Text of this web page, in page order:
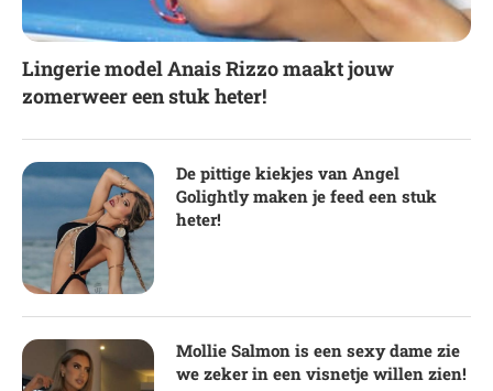
Lingerie model Anais Rizzo maakt jouw
zomerweer een stuk heter!
De pittige kiekjes van Angel
Golightly maken je feed een stuk
heter!
Mollie Salmon is een sexy dame zie
we zeker in een visnetje willen zien!